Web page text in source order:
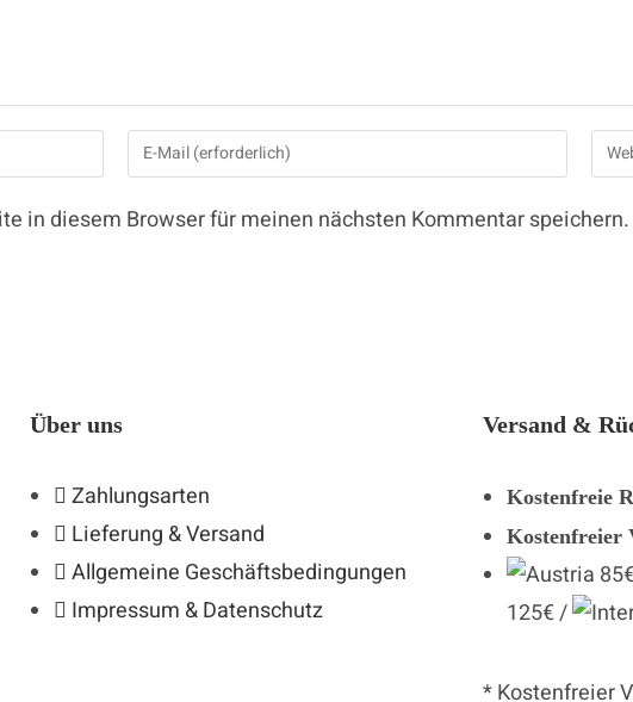
in diesem Browser für meinen nächsten Kommentar speichern.
Über uns
Zahlungsarten
Lieferung & Versand
Allgemeine Geschäftsbedingungen
Impressum & Datenschutz
Versand &
Kostenfreie
Kostenfreier
125€ /
* Kostenfreier